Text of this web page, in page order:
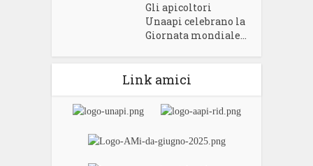
Gli apicoltori
Unaapi celebrano la
Giornata mondiale...
Link amici